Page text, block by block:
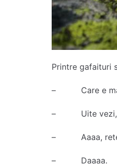
Printre gafaituri
– Care e ma’
– Uite vezi,
– Aaaa,
– Daaaa.